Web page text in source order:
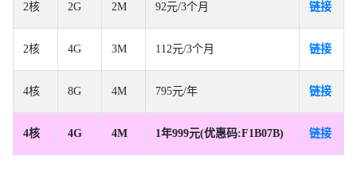
2核 2G 2M 92元/3个月 链接
2核 4G 3M 112元/3个月 链接
4核 8G 4M 795元/年 链接
4核 4G 4M 1年999元(优惠码:F1B07B) 链接